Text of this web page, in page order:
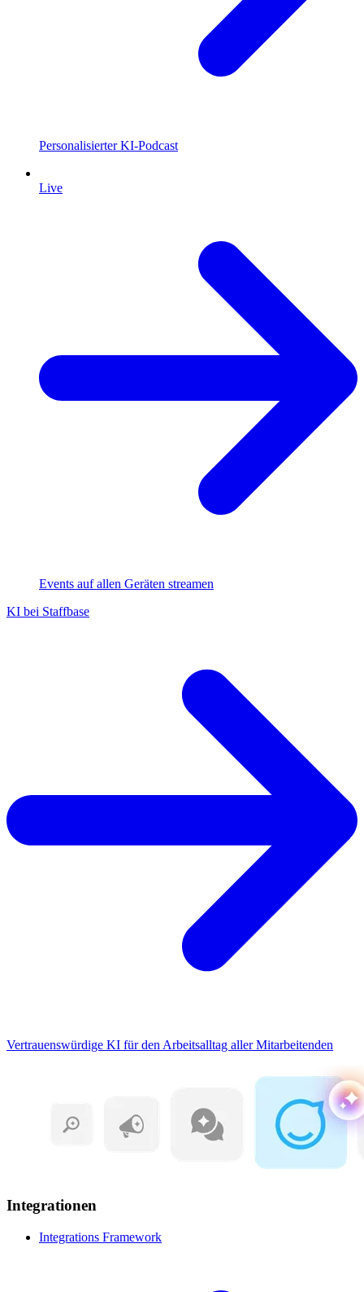
Personalisierter KI-Podcast
Live
Events auf allen Geräten streamen
KI bei Staffbase
Vertrauenswürdige KI für den Arbeitsalltag aller Mitarbeitenden
Integrationen
Integrations Framework